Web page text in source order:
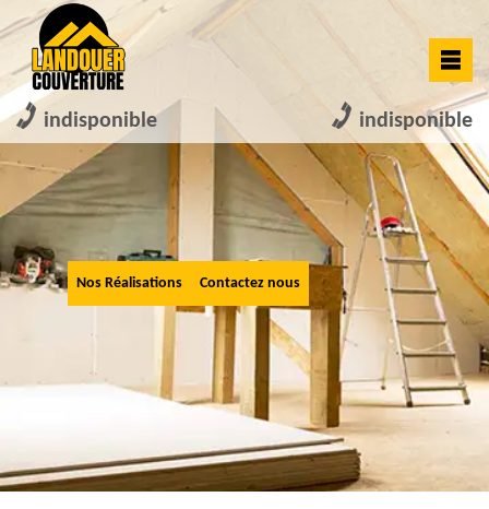
indisponible indisponible
Nos Réalisations Contactez nous